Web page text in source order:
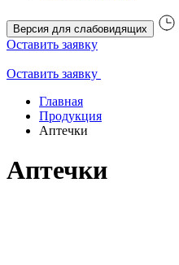
Версия для слабовидящих
Оставить заявку
Оставить заявку
Главная
Продукция
Аптечки
Аптечки